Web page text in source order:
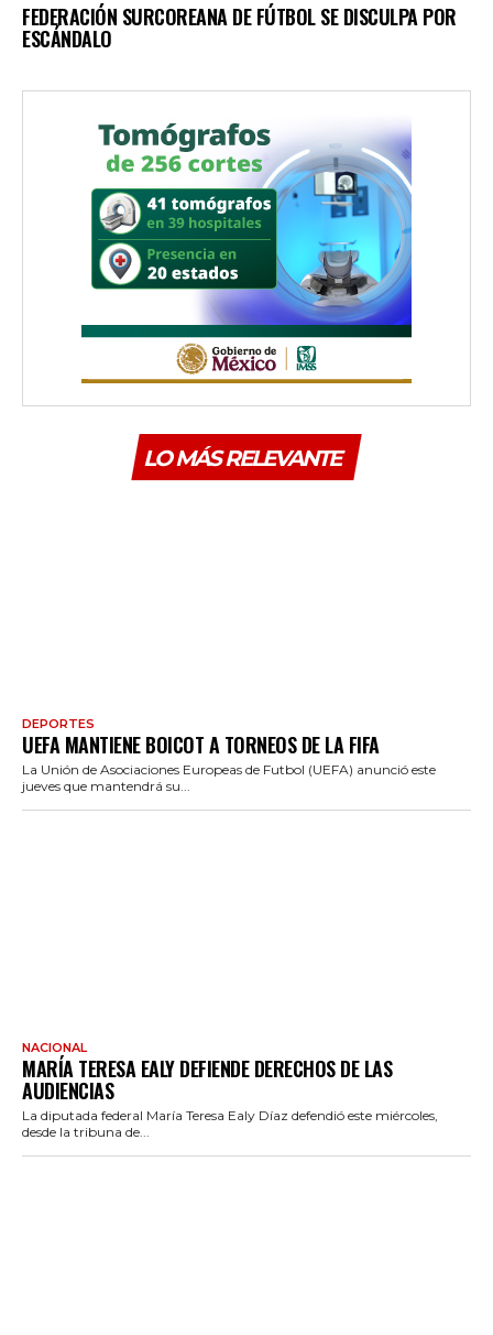
FEDERACIÓN SURCOREANA DE FÚTBOL SE DISCULPA POR
ESCÁNDALO
LO MÁS RELEVANTE
DEPORTES
UEFA MANTIENE BOICOT A TORNEOS DE LA FIFA
La Unión de Asociaciones Europeas de Futbol (UEFA) anunció este
jueves que mantendrá su...
NACIONAL
MARÍA TERESA EALY DEFIENDE DERECHOS DE LAS
AUDIENCIAS
La diputada federal María Teresa Ealy Díaz defendió este miércoles,
desde la tribuna de...